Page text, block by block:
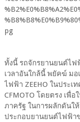
ทั้งนี้ รถจักรยานยนต์ไฟ
เวลาอันใกล้นี้ พยัคฆ์ ม
ไฟฟ้า ZEEHO ในประ
CFMOTO โดยตรง เพื่
ภาครัฐ ในการผลักดันใ
ประกอบยานยนต์ไฟฟ้า